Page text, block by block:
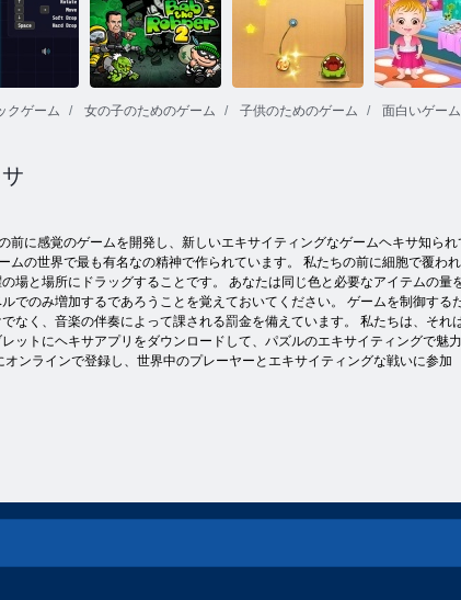
アミーゴパン
チョ
アミーゴパン
チョ2
3パン
クゲーム 女の子のためのゲーム 子供のためのゲーム 面白いゲーム
前に感覚のゲームを開発し、新しいエキサイティングなゲームヘキサ知ら
ムの世界で最も有名なの精神で作られています。 私たちの前に細胞で覆
場と場所にドラッグすることです。 あなたは同じ色と必要なアイテムの
でのみ増加するであろうことを覚えておいてください。 ゲームを制御す
なく、音楽の伴奏によって課される罰金を備えています。 私たちは、そ
ットにヘキサアプリをダウンロードして、パズルのエキサイティングで
ンラインで登録し、世界中のプレーヤーとエキサイティングな戦いに参加